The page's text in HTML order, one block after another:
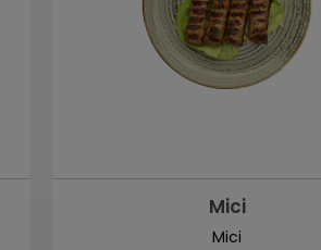
Mici
Mici